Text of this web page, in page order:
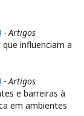
- Artigos
influenciam a
- Artigos
e barreiras à
em ambientes